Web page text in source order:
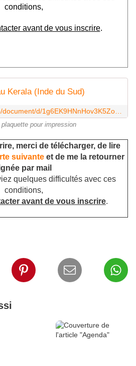
conditions,
avant de vous inscrire.
Kerala (Inde du Sud)
pour impression
merci de télécharger, de lire
suivanteet de me la retourner
par mail
quelques difficultés avec ces
conditions,
avant de vous inscrire.